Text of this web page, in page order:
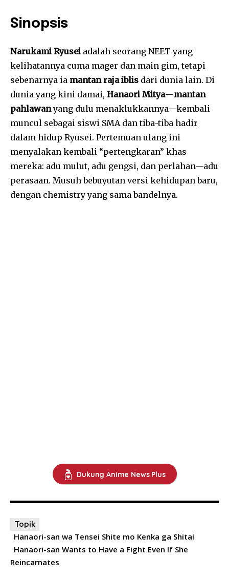
Sinopsis
Narukami Ryusei adalah seorang NEET yang
kelihatannya cuma mager dan main gim, tetapi
sebenarnya ia mantan raja iblis dari dunia lain. Di
dunia yang kini damai, Hanaori Mitya—mantan
pahlawanyang dulu menaklukkannya—kembali
muncul sebagai siswi SMA dan tiba-tiba hadir
dalam hidup Ryusei. Pertemuan ulang ini
menyalakan kembali “pertengkaran” khas
mereka: adu mulut, adu gengsi, dan perlahan—adu
perasaan. Musuh bebuyutan versi kehidupan baru,
dengan chemistry yang sama bandelnya.
Dukung Anime News Plus
Topik
Hanaori-san wa Tensei Shite mo Kenka ga Shitai
Hanaori-san Wants to Have a Fight Even If She
Reincarnates